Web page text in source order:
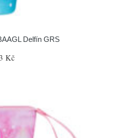
Delfín GRS
Kč